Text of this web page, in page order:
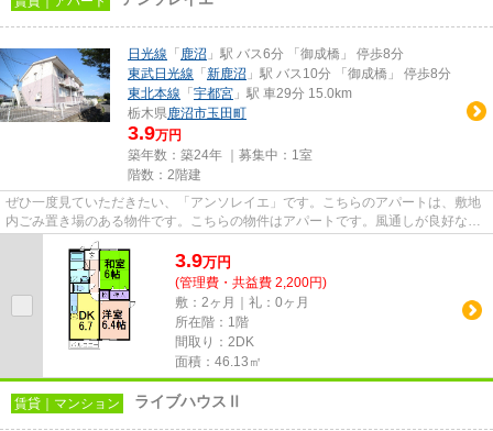
日光線 「 鹿沼 」駅 バス6分 「御成橋」 停歩8分
東武日光線 「 新鹿沼 」駅 バス10分 「御成橋」 停歩8分
東北本線 「 宇都宮 」駅 車29分 15.0km
栃木県鹿沼市玉田町
3.9万円
築年数：築24年 ｜募集中： 1室
階数：2階建
ぜひ一度見ていただきたい、「アンソレイエ」です。こちらのアパートは、敷地
内ごみ置き場のある物件です。こちらの物件はアパートです。風通しが良好なの
で、いつでも新鮮な空気がは...
3.9万円
(管理費・共益費 2,200円)
敷：2ヶ月｜礼：0ヶ月
所在階：1階
間取り：2DK
面積：46.13㎡
賃貸｜マンション ライブハウスⅡ